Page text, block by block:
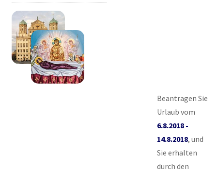
Beantragen Sie
Urlaub vom
6.8.2018 -
14.8.2018, und
Sie erhalten
durch den